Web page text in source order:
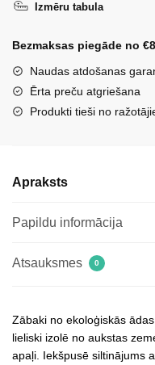
platformas
bēšā
krāsā
Florinara
daudzums
Izmēru tabula
Bezmaksas piegāde no
Naudas atdošanas
Ērta preču atgriešana
Produkti tieši no
Apraksts
Papildu informācija
Atsauksmes 0
Zābaki no ekoloģiskās
lieliski izolē no aukstas
apaļi. Iekšpusē siltinājums